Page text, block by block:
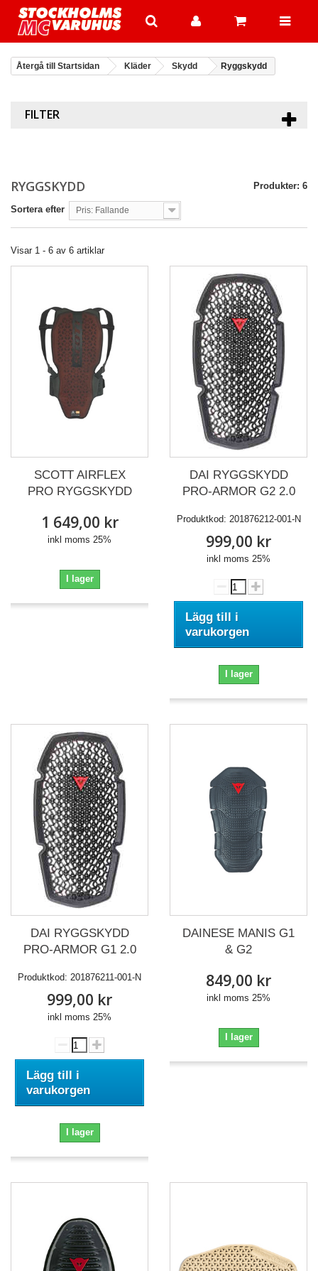
Återgå till Startsidan Kläder Skydd Ryggskydd
FILTER
RYGGSKYDD Produkter: 6
Sortera efter Pris: Fallande
Visar 1 - 6 av 6 artiklar
SCOTT AIRFLEX
PRO RYGGSKYDD
1 649,00 kr
inkl moms 25%
I lager
DAI RYGGSKYDD
PRO-ARMOR G2 2.0
Produktkod: 201876212-001-N
999,00 kr
inkl moms 25%
Lägg till i
varukorgen
I lager
DAI RYGGSKYDD
PRO-ARMOR G1 2.0
Produktkod: 201876211-001-N
999,00 kr
inkl moms 25%
Lägg till i
varukorgen
I lager
DAINESE MANIS G1
& G2
849,00 kr
inkl moms 25%
I lager